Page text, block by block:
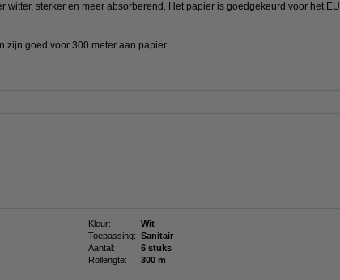
sterker en meer absorberend. Het papier is goedgekeurd voor het EU
zijn goed voor 300 meter aan papier.
Kleur:
Wit
Toepassing: Sanitair
Aantal:
6 stuks
Rollengte:
300 m